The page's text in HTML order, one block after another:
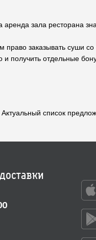
зала ресторана
заказывать суши
и получить отдельные
список